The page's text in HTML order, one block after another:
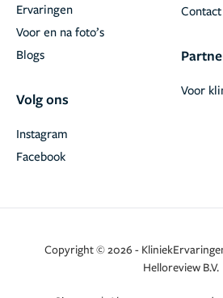
Ervaringen
Voor en na foto’s
Blogs
Volg ons
Facebook
Instagram
Contact
Voor
Copyright © 2026 -
Helloreview B.V.